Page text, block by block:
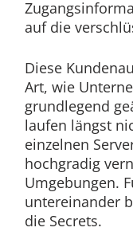
auf die
Diese
Art, wie
grundlegend
laufen längst
einzelnen
hochgradig
Umgebungen.
untereinander
die Secrets.